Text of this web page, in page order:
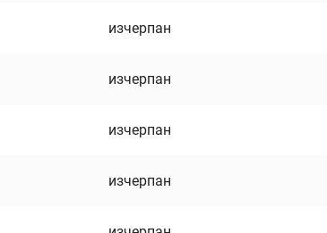
изчерпан
изчерпан
изчерпан
изчерпан